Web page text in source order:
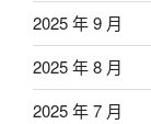
2025 年 9 月
2025 年 8 月
2025 年 7 月